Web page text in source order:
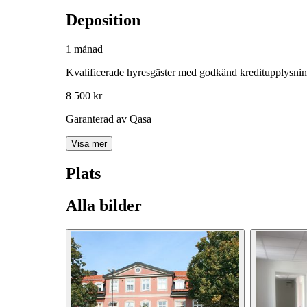
Deposition
1 månad
Kvalificerade hyresgäster med godkänd
8 500 kr
Garanterad av Qasa
Visa mer
Plats
Alla bilder